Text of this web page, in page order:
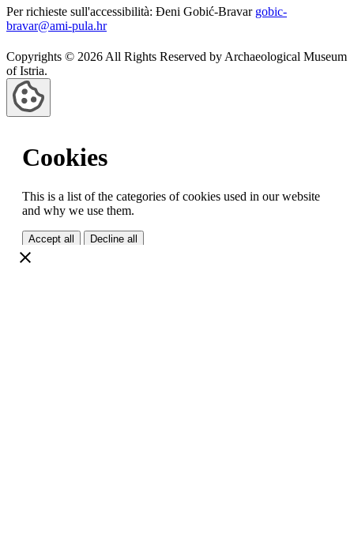
Per richieste sull'accessibilità: Đeni Gobić-Bravar gobic-
bravar@ami-pula.hr
Copyrights © 2026 All Rights Reserved by Archaeological Museum
of Istria.